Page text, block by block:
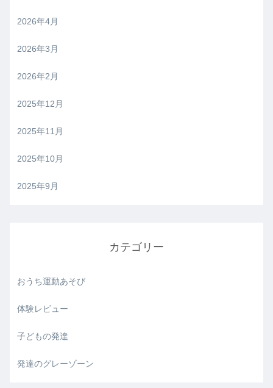
2026年4月
2026年3月
2026年2月
2025年12月
2025年11月
2025年10月
2025年9月
カテゴリー
おうち運動あそび
体験レビュー
子どもの発達
発達のグレーゾーン